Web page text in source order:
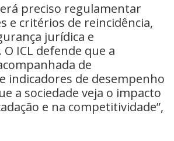
preciso regulamentar
e critérios de reincidência,
jurídica e
ICL defende que a
de
indicadores de desempenho
a sociedade veja o impacto
e na competitividade”,